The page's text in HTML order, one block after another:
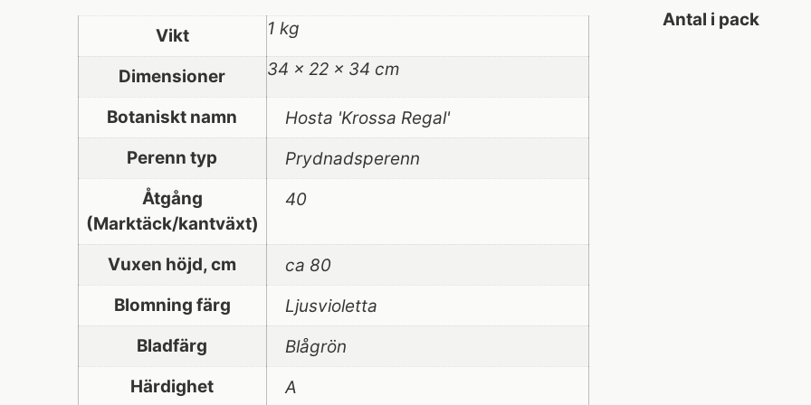
Vikt 1 kg
Dimensioner 34 × 22 × 34 cm
Botaniskt namn
Hosta 'Krossa Regal'
Perenn typ
Prydnadsperenn
Åtgång
(Marktäck/kantväxt)
40
Vuxen höjd, cm
ca 80
Blomning färg
Ljusvioletta
Bladfärg
Blågrön
Härdighet
A
Antal i pack